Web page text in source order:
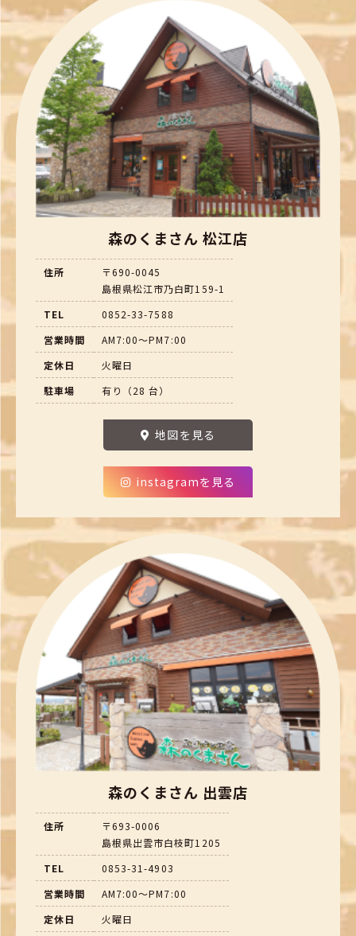
森のくまさん 松江店
住所
〒690-0045
島根県松江市乃白町159-1
TEL
0852-33-7588
営業時間
AM7:00～PM7:00
定休日
火曜日
駐車場
有り（28 台）
地図を見る
instagramを見る
森のくまさん 出雲店
住所
〒693-0006
島根県出雲市白枝町1205
TEL
0853-31-4903
営業時間
AM7:00～PM7:00
定休日
火曜日